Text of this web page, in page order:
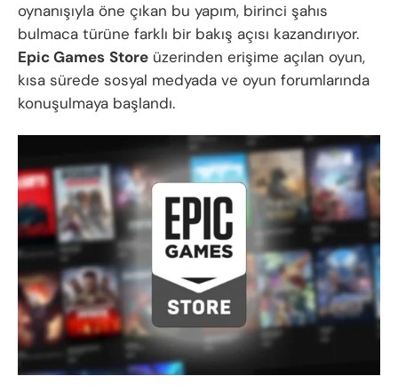
oynanışıyla öne çıkan bu yapım, birinci şahıs
bulmaca türüne farklı bir bakış açısı kazandırıyor.
Epic Games Store üzerinden erişime açılan oyun,
kısa sürede sosyal medyada ve oyun forumlarında
konuşulmaya başlandı.